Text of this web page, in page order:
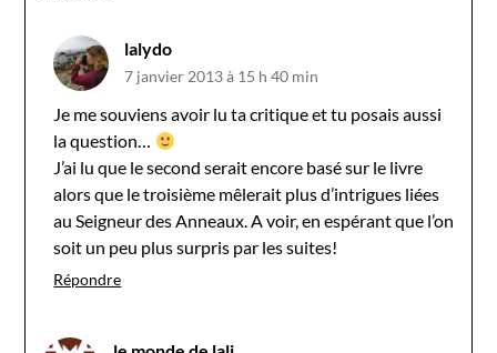
lalydo
7 janvier 2013 à 15 h 40 min
Je me souviens avoir lu ta critique et tu posais aussi
la question…
J’ai lu que le second serait encore basé sur le livre
alors que le troisième mêlerait plus d’intrigues liées
au Seigneur des Anneaux. A voir, en espérant que l’on
soit un peu plus surpris par les suites!
Répondre